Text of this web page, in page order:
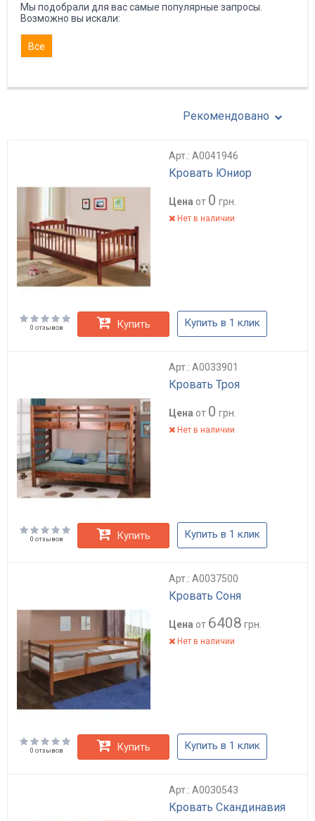
Мы подобрали для вас самые популярные запросы.
Возможно вы искали:
Все
Рекомендовано
Арт.: А0041946
Кровать Юниор
Цена от 0 грн.
Нет в наличии
0 отзывов Купить Купить в 1 клик
Арт.: А0033901
Кровать Троя
Цена от 0 грн.
Нет в наличии
0 отзывов Купить Купить в 1 клик
Арт.: А0037500
Кровать Соня
Цена от 6408 грн.
Нет в наличии
0 отзывов Купить Купить в 1 клик
Арт.: А0030543
Кровать Скандинавия